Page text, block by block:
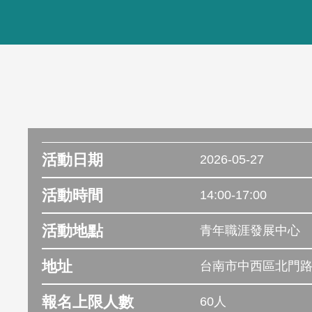
活動日期 2026-05-27
活動時間 14:00-17:00
活動地點 青年職涯發展中心
地址 台南市中西區北門
報名上限人數 60人